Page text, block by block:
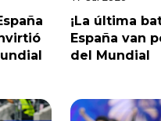
¡La última
España van
del Mundial